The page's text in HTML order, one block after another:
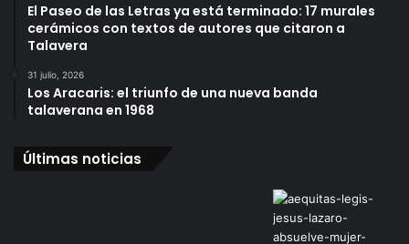
El Paseo de las Letras ya está terminado: 17 murales
cerámicos con textos de autores que citaron a
Talavera
31 julio, 2026
Los Aracaris: el triunfo de una nueva banda
talaverana en 1968
Últimas noticias